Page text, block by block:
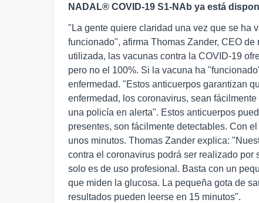
NADAL® COVID-19 S1-NAb ya está
"La gente quiere claridad una vez que se ha
funcionado", afirma Thomas Zander, CEO
utilizada, las vacunas contra la COVID-19
pero no el 100%. Si la vacuna ha
enfermedad. "Estos anticuerpos garantizan
enfermedad, los coronavirus, sean
una policía en alerta". Estos anticuerpos
presentes, son fácilmente detectables. Con
unos minutos. Thomas Zander explica:
contra el coronavirus podrá ser realizado
solo es de uso profesional. Basta con un
que miden la glucosa. La pequeña gota de
resultados pueden leerse en 15 minutos".